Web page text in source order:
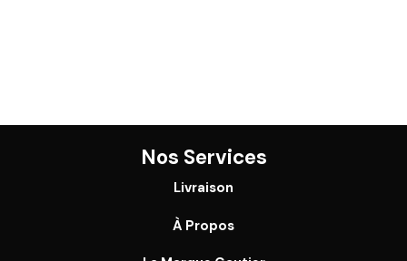
Nos Services
Livraison
À Propos